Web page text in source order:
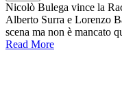
Nicolò Bulega vince la
Alberto Surra e Lorenzo
scena ma non è mancato
Read More